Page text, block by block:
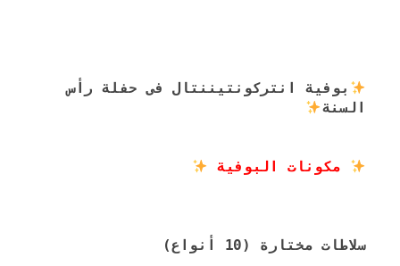
بوفية انتركونتيننتال فى حفلة رأس
السنة
مكونات البوفية
سلاطات مختارة (10 أنواع)